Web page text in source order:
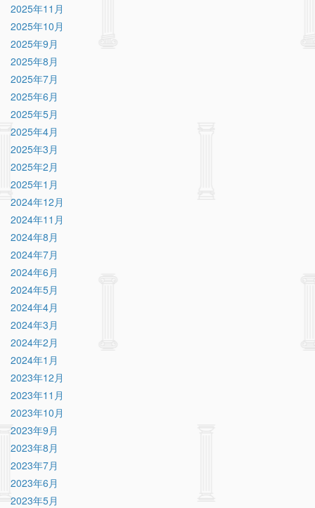
2025年11月
2025年10月
2025年9月
2025年8月
2025年7月
2025年6月
2025年5月
2025年4月
2025年3月
2025年2月
2025年1月
2024年12月
2024年11月
2024年8月
2024年7月
2024年6月
2024年5月
2024年4月
2024年3月
2024年2月
2024年1月
2023年12月
2023年11月
2023年10月
2023年9月
2023年8月
2023年7月
2023年6月
2023年5月